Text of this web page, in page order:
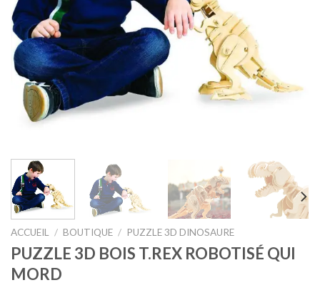
ACCUEIL / BOUTIQUE / PUZZLE 3D DINOSAURE
PUZZLE 3D BOIS T.REX ROBOTISÉ QUI
MORD